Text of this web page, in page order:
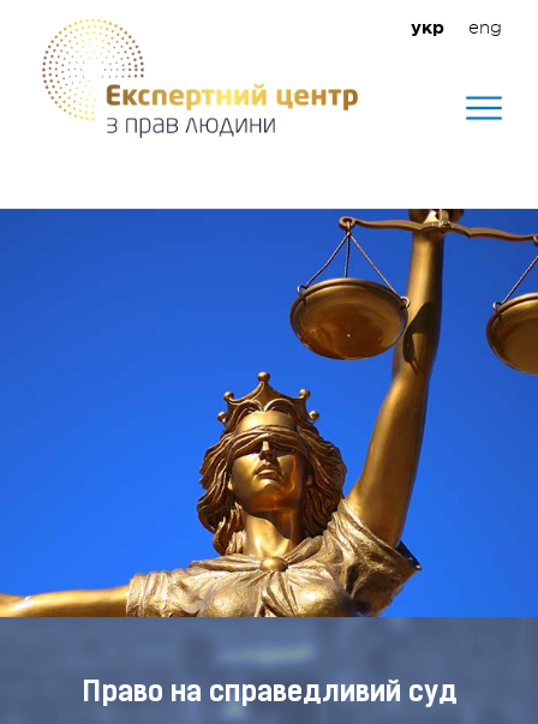
укр eng
Право на справедливий суд